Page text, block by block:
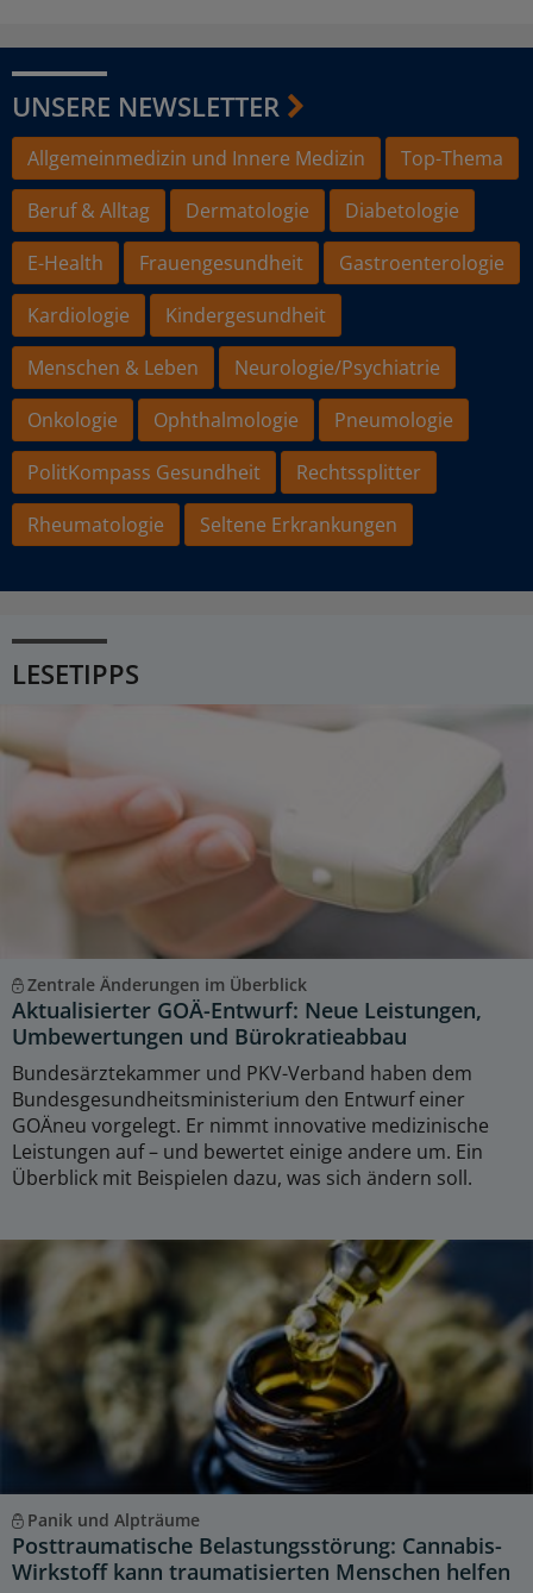
UNSERE NEWSLETTER
Allgemeinmedizin und Innere Medizin
Top-Thema
Beruf & Alltag
Dermatologie
Diabetologie
E-Health
Frauengesundheit
Gastroenterologie
Kardiologie
Kindergesundheit
Menschen & Leben
Neurologie/Psychiatrie
Onkologie
Ophthalmologie
Pneumologie
PolitKompass Gesundheit
Rechtssplitter
Rheumatologie
Seltene Erkrankungen
LESETIPPS
Zentrale Änderungen im Überblick
Aktualisierter GOÄ-Entwurf: Neue Leistungen,
Umbewertungen und Bürokratieabbau
Bundesärztekammer und PKV-Verband haben dem
Bundesgesundheitsministerium den Entwurf einer
GOÄneu vorgelegt. Er nimmt innovative medizinische
Leistungen auf – und bewertet einige andere um. Ein
Überblick mit Beispielen dazu, was sich ändern soll.
Panik und Alpträume
Posttraumatische Belastungsstörung: Cannabis-
Wirkstoff kann traumatisierten Menschen helfen